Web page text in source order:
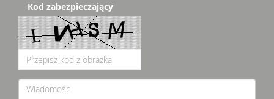
Kod zabezpieczający